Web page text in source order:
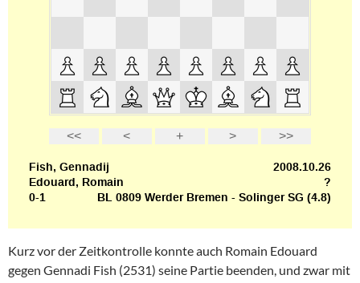
Kurz vor der Zeitkontrolle konnte auch Romain Edouard
gegen Gennadi Fish (2531) seine Partie beenden, und zwar mit